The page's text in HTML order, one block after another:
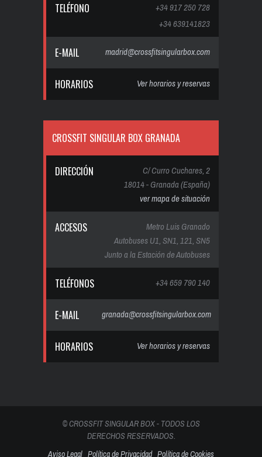
TELÉFONO
+34 917 250 728
+34 639141823
E-MAIL madrid@crossfitsingularbox.com
HORARIOS Ver horarios y reservas
CROSSFIT SINGULAR BOX GRANADA
DIRECCIÓN
C/ Curro Cuchares, 2
18014 - Granada (España)
ver mapa de situación
ACCESOS
Metro Luis Granado
Autobuses U1, SN1, 121, SN5
Junto a la Estación de Autobuses
TELÉFONOS +34 659 790 140
E-MAIL granada@crossfitsingularbox.com
HORARIOS Ver horarios y reservas
© CROSSFIT SINGULAR BOX - TODOS LOS
DERECHOS RESERVADOS.
Aviso Legal Política de Privacidad Política de Cookies